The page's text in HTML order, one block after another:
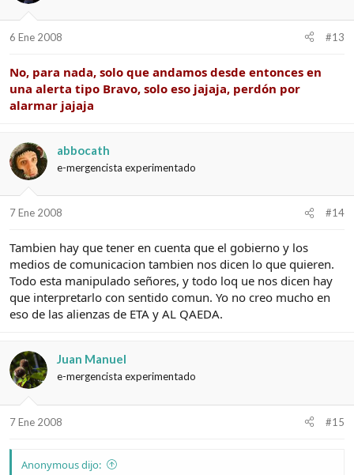
6 Ene 2008 #13
No, para nada, solo que andamos desde entonces en
una alerta tipo Bravo, solo eso jajaja, perdón por
alarmar jajaja
abbocath
e-mergencista experimentado
7 Ene 2008 #14
Tambien hay que tener en cuenta que el gobierno y los
medios de comunicacion tambien nos dicen lo que quieren.
Todo esta manipulado señores, y todo loq ue nos dicen hay
que interpretarlo con sentido comun. Yo no creo mucho en
eso de las alienzas de ETA y AL QAEDA.
Juan Manuel
e-mergencista experimentado
7 Ene 2008 #15
Anonymous dijo: